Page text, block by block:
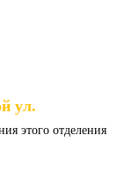
ул.
этого отделения